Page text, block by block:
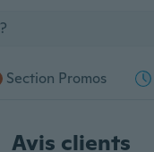
Section Promos
Avis clients